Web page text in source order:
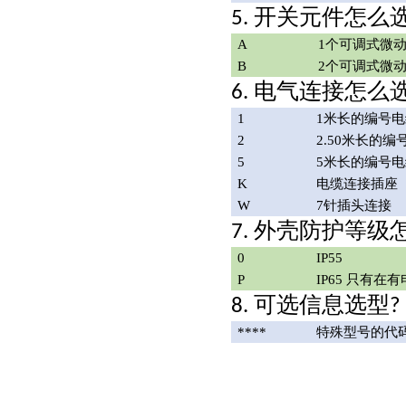
5. 开关元件怎么
A
1个可调式微
B
2个可调式微
6. 电气连接怎么
1
1米长的编号
2
2.50米长的编
5
5米长的编号
K
电缆连接插座
W
7针插头连接
7. 外壳防护等级
0
IP55
P
IP65 只有在有
8. 可选信息选型?
**** 特殊型号的代